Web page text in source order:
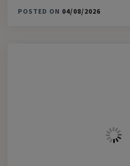
POSTED ON 04/08/2026